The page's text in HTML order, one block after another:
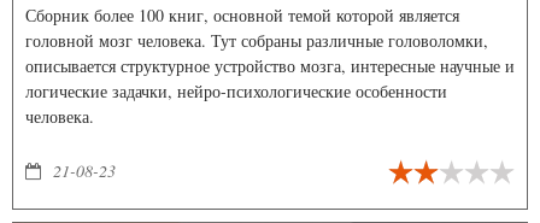
Сборник более 100 книг, основной темой которой является
головной мозг человека. Тут собраны различные головоломки,
описывается структурное устройство мозга, интересные научные и
логические задачки, нейро-психологические особенности
человека.
21-08-23